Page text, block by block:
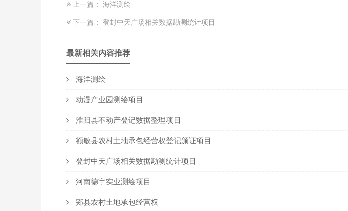
上一篇： 海洋测绘
下一篇： 登封中天广场相关数据勘测统计项目
最新相关内容推荐
海洋测绘
动漫产业园测绘项目
淮阳县不动产登记数据整理项目
额敏县农村土地承包经营权登记颁证项目
登封中天广场相关数据勘测统计项目
河南德宇实业测绘项目
郏县农村土地承包经营权